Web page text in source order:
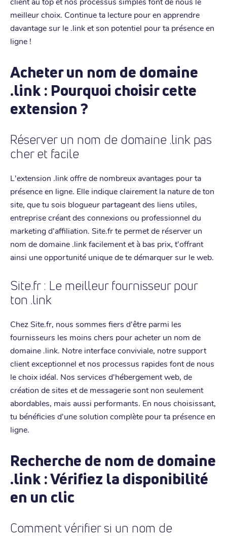
meilleur choix. Continue ta lecture pour en apprendre
davantage sur le .link et son potentiel pour ta présence en
ligne !
Acheter un nom de domaine
.link : Pourquoi choisir cette
extension ?
Réserver un nom de domaine .link pas
cher et facile
L'extension .link offre de nombreux avantages pour ta
présence en ligne. Elle indique clairement la nature de ton
site, que tu sois blogueur partageant des liens utiles,
entreprise créant des connexions ou professionnel du
marketing d'affiliation. Site.fr te permet de réserver un
nom de domaine .link facilement et à bas prix, t'offrant
ainsi une opportunité unique de te démarquer sur le web.
Site.fr : Le meilleur fournisseur pour
ton .link
Chez Site.fr, nous sommes fiers d'être parmi les
fournisseurs les moins chers pour acheter un nom de
domaine .link. Notre interface conviviale, notre support
client exceptionnel et nos processus rapides font de nous
le choix idéal. Nos services d'hébergement web, de
création de sites et de messagerie sont non seulement
abordables, mais aussi performants. En nous choisissant,
tu bénéficies d'une solution complète pour ta présence en
ligne.
Recherche de nom de domaine
.link : Vérifiez la disponibilité
en un clic
Comment vérifier si un nom de